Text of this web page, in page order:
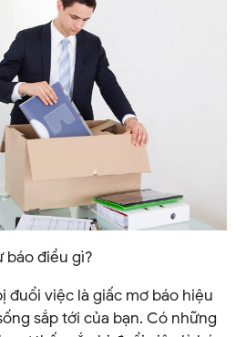
báo điều gì?
đuổi việc là giấc mơ báo hiệu
sắp tới của bạn. Có những